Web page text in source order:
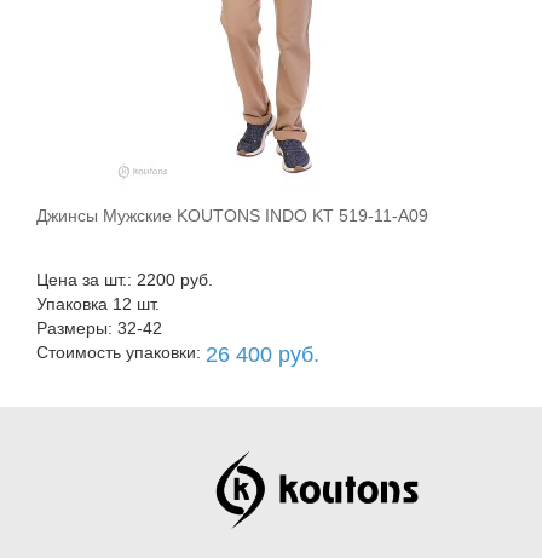
В корзину
Джинсы Мужские KOUTONS INDO KT 519-11-A09
Цена за шт.: 2200 руб.
Упаковка 12 шт.
Размеры: 32-42
Стоимость упаковки: 26 400 руб.